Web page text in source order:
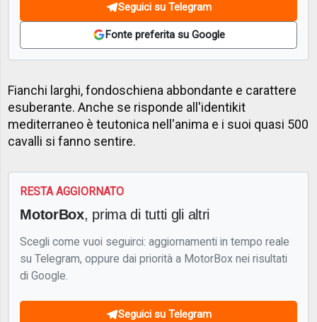
Seguici su Telegram
Fonte preferita su Google
Fianchi larghi, fondoschiena abbondante e carattere
esuberante. Anche se risponde all'identikit
mediterraneo è teutonica nell'anima e i suoi quasi 500
cavalli si fanno sentire.
RESTA AGGIORNATO
MotorBox, prima di tutti gli altri
Scegli come vuoi seguirci: aggiornamenti in tempo reale
su Telegram, oppure dai priorità a MotorBox nei risultati
di Google.
Seguici su Telegram